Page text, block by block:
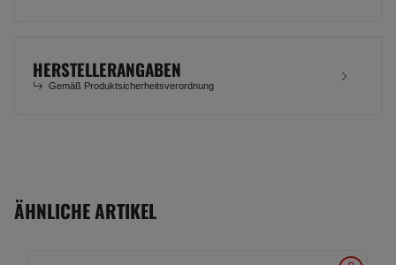
HERSTELLERANGABEN
Gemäß Produktsicherheitsverordnung
ÄHNLICHE ARTIKEL